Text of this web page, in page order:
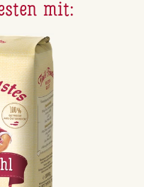
mit: